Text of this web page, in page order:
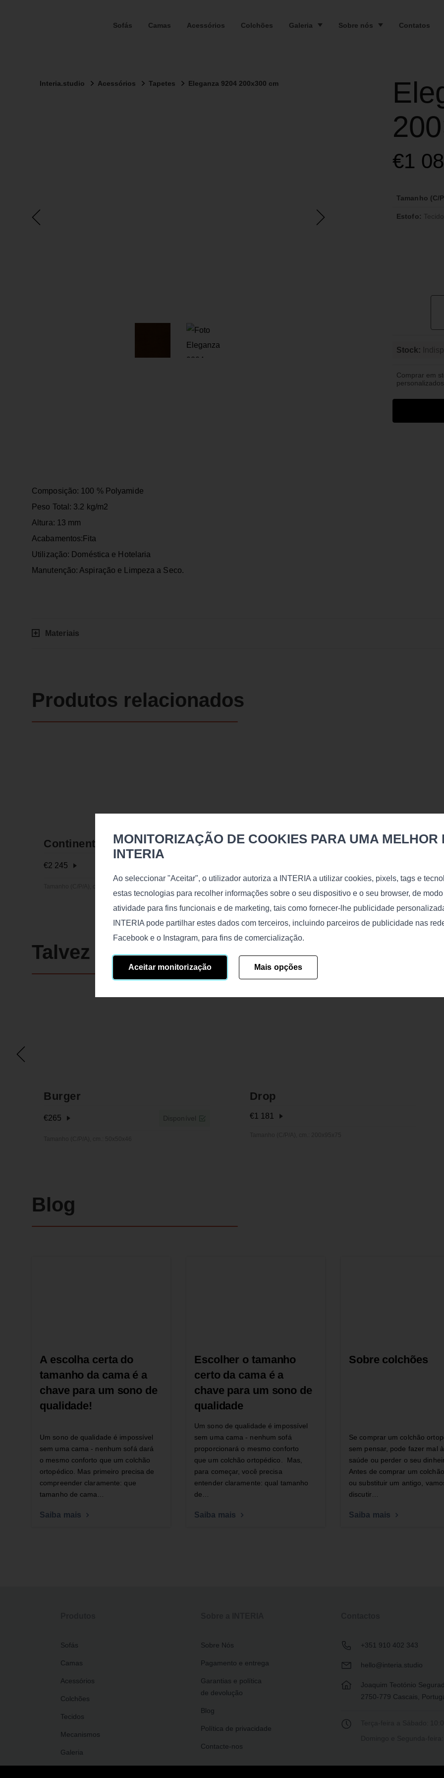
Sofás Camas Acessórios Colchões Galeria Sobre nós Contatos
Interia.studio Acessórios Tapetes Eleganza 9204 200x300 cm
€1
Tamanho (C/
Estofo:
Stock:
Comprar em
personalizados.
Composição: 100 % Polyamide
Peso Total: 3.2 kg/m2
Altura: 13 mm
Acabamentos:Fita
Utilização: Doméstica e Hotelaria
Manutenção: Aspiração e Limpeza a Seco.
Materiais
Produtos relacionados
Continental+BOX
€2 245
Balance
Talvez goste
Burger
€265 Disponível
Drop
€1 181
Blog
A escolha certa do
tamanho da cama é a
chave para um sono de
qualidade!
Um sono de qualidade é impossível
sem uma cama - nenhum sofá dará
o mesmo conforto que um colchão
ortopédico. Mas primeiro precisa de
compreender claramente: que
tamanho de cama…
Saiba mais
Escolher o tamanho
certo da cama é a
chave para um sono de
qualidade
Um sono de qualidade é impossível
sem uma cama - nenhum sofá
proporcionará o mesmo conforto
que um colchão ortopédico. Mas,
para começar, você precisa
entender claramente: qual tamanho
de…
Saiba mais
Sobre colchões
Se comprar um colchão
sem pensar, pode fazer mal
saúde ou perder o seu
Antes de comprar um
ou substituir um antigo,
discutir…
Saiba mais
Sofás
Camas
Acessórios
Colchões
Tecidos
Mecanismos
Galeria
Sobre Nós
Pagamento e entrega
Garantias e política
de devolução
Blog
Política de privacidade
Contacte-nos
+351 910 402 343
hello@interia.studio
Joaquim Teotónio
2750-779 Cascais,
MONITORIZAÇÃO DE COOKIES PARA UMA MELHOR
INTERIA
Ao seleccionar "Aceitar", o utilizador autoriza a INTERIA a utilizar cookies, pixels, tags e
estas tecnologias para recolher informações sobre o seu dispositivo e o seu browser, de
atividade para fins funcionais e de marketing, tais como fornecer-lhe publicidade
INTERIA pode partilhar estes dados com terceiros, incluindo parceiros de publicidade nas
Facebook e o Instagram, para fins de comercialização.
Aceitar monitorização Mais opções